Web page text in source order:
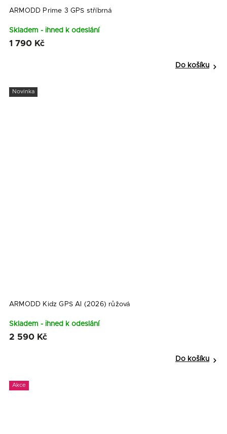
ARMODD Prime 3 GPS stříbrná
Skladem - ihned k odeslání
1 790 Kč
Do košíku
Novinka
ARMODD Kidz GPS AI (2026) růžová
Skladem - ihned k odeslání
2 590 Kč
Do košíku
Akce